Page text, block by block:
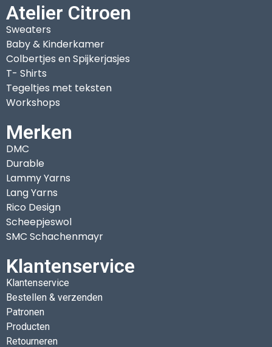
Atelier Citroen
Sweaters
Baby & Kinderkamer
Colbertjes en Spijkerjasjes
T- Shirts
Tegeltjes met teksten
Workshops
Merken
DMC
Durable
Lammy Yarns
Lang Yarns
Rico Design
Scheepjeswol
SMC Schachenmayr
Klantenservice
Klantenservice
Bestellen & verzenden
Patronen
Producten
Retourneren